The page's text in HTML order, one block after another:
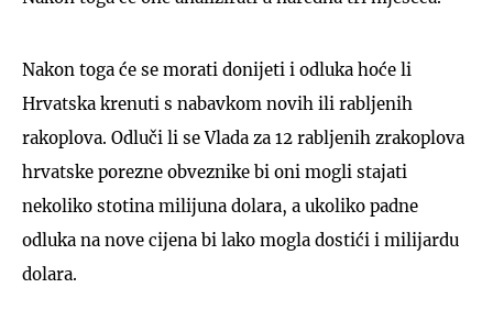
Nakon toga će se morati donijeti i odluka hoće li
Hrvatska krenuti s nabavkom novih ili rabljenih
rakoplova. Odluči li se Vlada za 12 rabljenih zrakoplova
hrvatske porezne obveznike bi oni mogli stajati
nekoliko stotina milijuna dolara, a ukoliko padne
odluka na nove cijena bi lako mogla dostići i milijardu
dolara.